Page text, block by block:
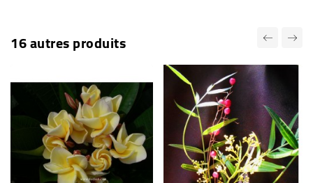
16 autres produits